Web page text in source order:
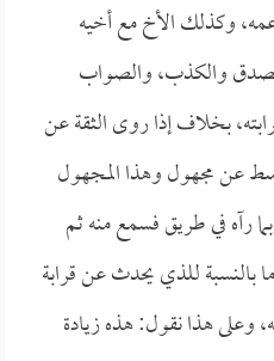
وكذلك الأخ مع أخيه
والكذب، والصواب
بخلاف إذا روى الثقة عن
عن مجهول وهذا المجهول
رآه في طريق فسمع منه ثم
بالنسبة للذي يحدث عن قرابة
وعلى هذا نقول: هذه زيادة